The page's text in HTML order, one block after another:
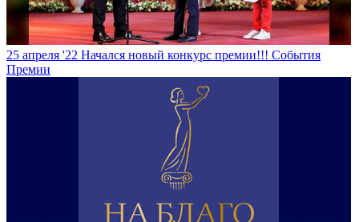
25 апреля '22 Начался новый конкурс премии!!! События
Премии